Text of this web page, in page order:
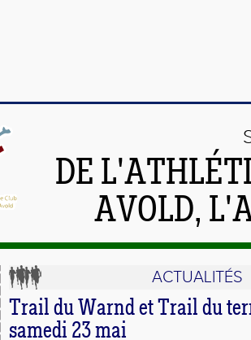
DE
AVOLD,
ACTUALITÉS
Trail du Warnd et Trail du
samedi 23 mai